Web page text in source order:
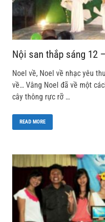
Nội san thắp sáng 12
Noel về, Noel về nhạc yêu
về… Vâng Noel đã về một
cây thông rực rỡ …
READ MORE